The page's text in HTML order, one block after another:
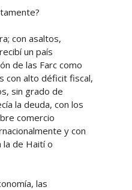
con asaltos,
un país
de las Farc como
con alto déficit fiscal,
sin grado de
la deuda, con los
comercio
y con
la de Haití o
las